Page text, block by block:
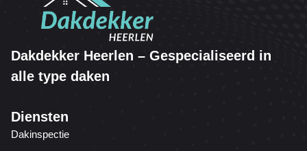
Dakdekker Heerlen – Gespecialiseerd in
alle type daken
Diensten
Dakinspectie